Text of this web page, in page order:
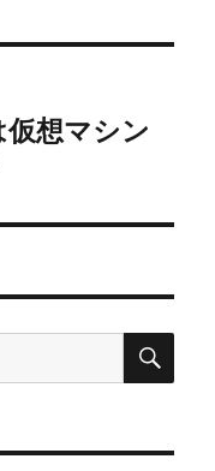
想マシン
検